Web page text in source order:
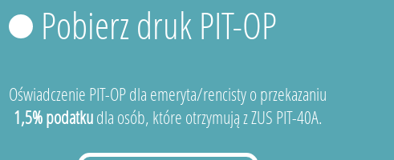
Pobierz druk PIT-OP
Oświadczenie PIT-OP dla emeryta/rencisty o przekazaniu
1,5% podatkudla osób, które otrzymują z ZUS PIT-40A.